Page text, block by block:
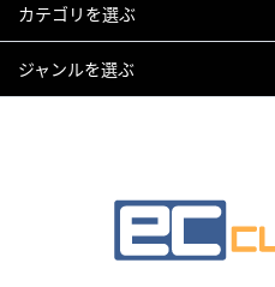
カテゴリを選ぶ
ジャンルを選ぶ